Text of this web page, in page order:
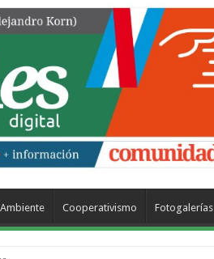
Ambiente Cooperativismo Fotogalerías